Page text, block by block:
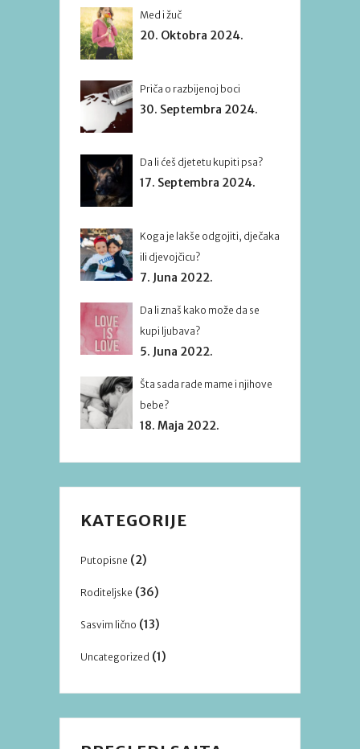
Med i žuč
20. Oktobra 2024.
Priča o razbijenoj boci
30. Septembra 2024.
Da li ćeš djetetu kupiti psa?
17. Septembra 2024.
Koga je lakše odgojiti, dječaka
ili djevojčicu?
7. Juna 2022.
Da li znaš kako može da se
kupi ljubava?
5. Juna 2022.
Šta sada rade mame i njihove
bebe?
18. Maja 2022.
KATEGORIJE
Putopisne (2)
Roditeljske (36)
Sasvim lično (13)
Uncategorized (1)